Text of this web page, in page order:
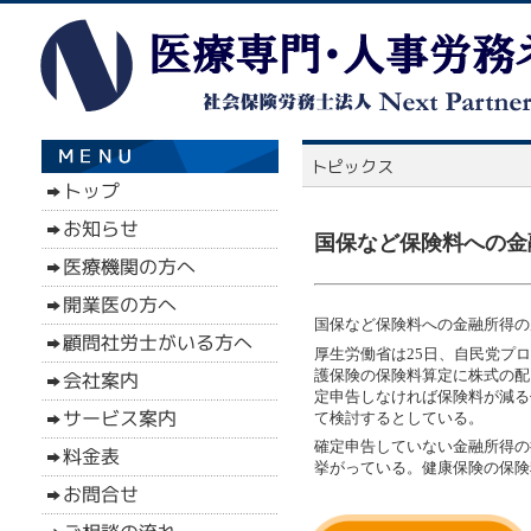
国保など保険料への
国保など保険料への金融所得
厚生労働省は25日、自民党プ
護保険の保険料算定に株式の
定申告しなければ保険料が減
て検討するとしている。
確定申告していない金融所得
挙がっている。健康保険の保